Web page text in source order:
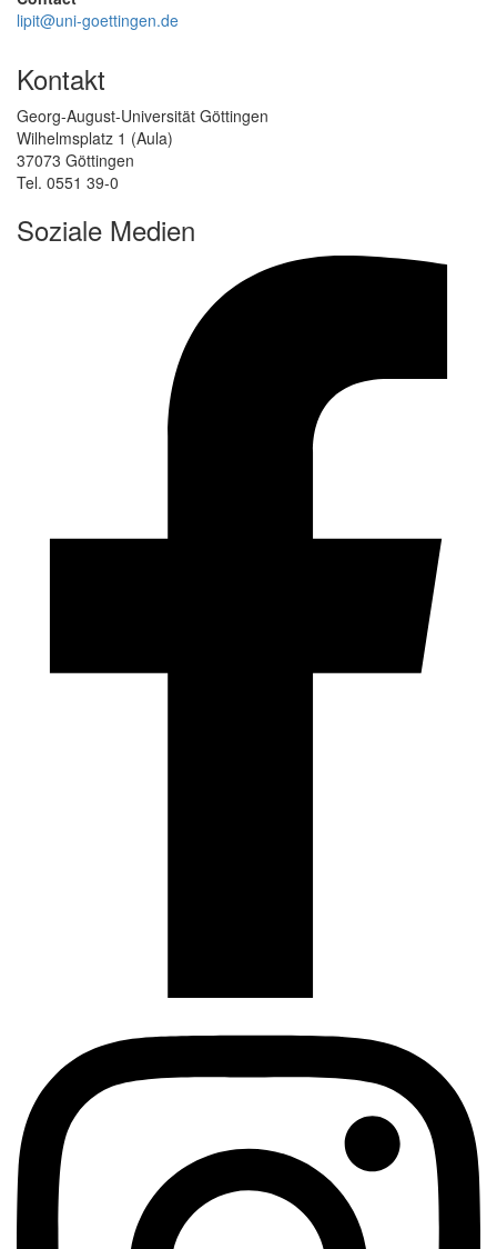
lipit@uni-goettingen.de
Kontakt
Georg-August-Universität Göttingen
Wilhelmsplatz 1 (Aula)
37073 Göttingen
Tel. 0551 39-0
Soziale Medien